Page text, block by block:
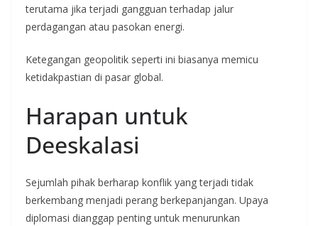
terutama jika terjadi gangguan terhadap jalur
perdagangan atau pasokan energi.
Ketegangan geopolitik seperti ini biasanya memicu
ketidakpastian di pasar global.
Harapan untuk
Deeskalasi
Sejumlah pihak berharap konflik yang terjadi tidak
berkembang menjadi perang berkepanjangan. Upaya
diplomasi dianggap penting untuk menurunkan